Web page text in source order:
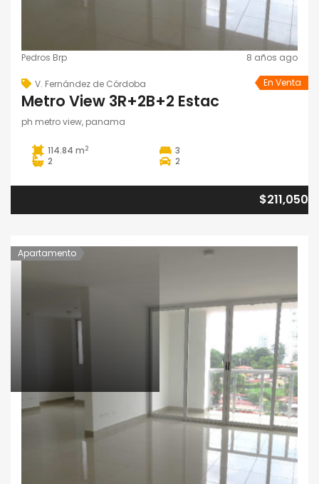
Pedros Brp 8 años ago
V. Fernández de Córdoba
Metro View 3R+2B+2 Estac
ph metro view, panama
114.84 m2
3
2
2
En Venta
$211,050
Apartamento